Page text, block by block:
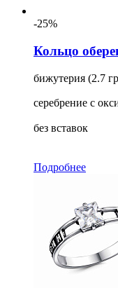
-25%
Кольцо
бижутерия (2.7
серебрение с
без вставок
Подробнее